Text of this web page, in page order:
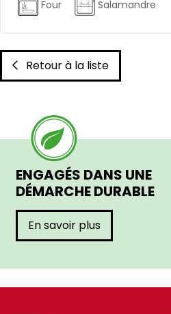
Four Salamandre
Retour à la liste
ENGAGÉS DANS UNE
DÉMARCHE DURABLE
En savoir plus